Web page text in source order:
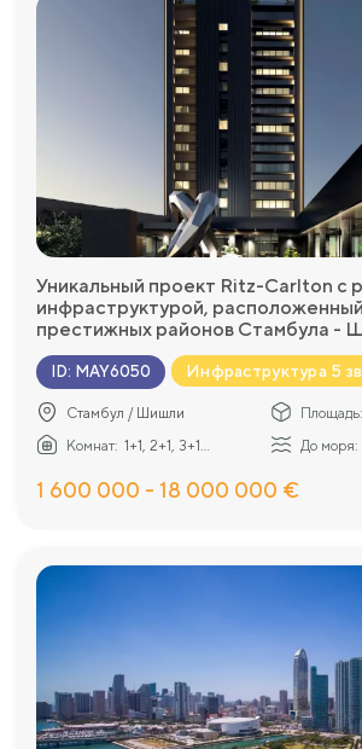
Уникальный проект Ritz-Carlton с
инфраструктурой,
престижных районов Стамбула -
ID: MAY6050 Инфраструктура 5
Стамбул / Шишли Площадь:
Комнат: 1+1, 2+1, 3+1... До моря:
1 600 000 - 18 000 000 €